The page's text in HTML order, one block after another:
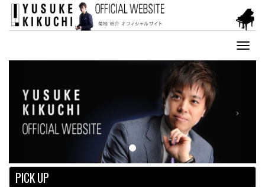
Toggle
PICK UP